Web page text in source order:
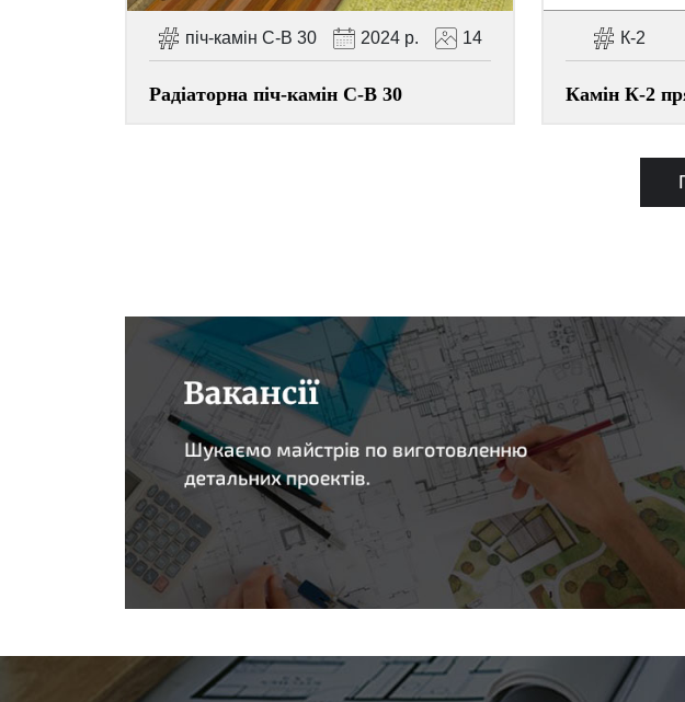
піч-камін С-В 30 2024 р. 14
Радіаторна піч-камін С-В 30
К-2
Камін К-2